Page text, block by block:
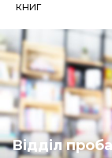
книг
Відділ